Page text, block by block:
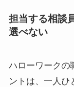
担当する相談
選べない
ハローワークの
ントは、一人ひ